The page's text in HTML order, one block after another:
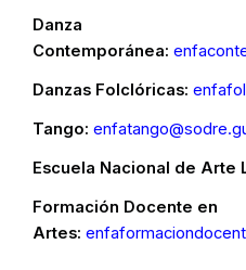
Danza
Contemporánea:
Danzas Folclóricas:
Tango:
Escuela Nacional de Arte
Formación Docente en
Artes: